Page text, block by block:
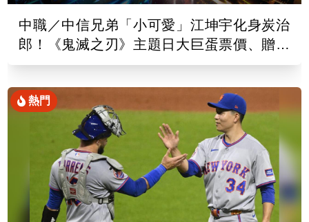
中職／中信兄弟「小可愛」江坤宇化身炭治
郎！《鬼滅之刃》主題日大巨蛋票價、贈品
出爐
熱門